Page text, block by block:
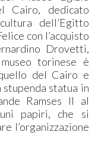
Cairo, dedicato
dell’Egitto
con l’acquisto
Drovetti,
torinese è
del Cairo e
statua in
Ramses II al
papiri, che si
l’organizzazione